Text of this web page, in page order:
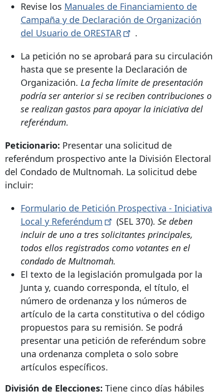
Revise los Manuales de Financiamiento de
Campaña y de Declaración de Organización
del Usuario de ORESTAR
.
La petición no se aprobará para su circulación
hasta que se presente la Declaración de
Organización. La fecha límite de presentación
podría ser anterior si se reciben contribuciones o
se realizan gastos para apoyar la iniciativa del
referéndum.
Peticionario: Presentar una solicitud de
referéndum prospectivo ante la División Electoral
del Condado de Multnomah. La solicitud debe
incluir:
Formulario de Petición Prospectiva - Iniciativa
Local y Referéndum (SEL 370). Se deben
incluir de uno a tres solicitantes principales,
todos ellos registrados como votantes en el
condado de Multnomah.
El texto de la legislación promulgada por la
Junta y, cuando corresponda, el título, el
número de ordenanza y los números de
artículo de la carta constitutiva o del código
propuestos para su remisión. Se podrá
presentar una petición de referéndum sobre
una ordenanza completa o solo sobre
artículos específicos.
División de Elecciones: Tiene cinco días hábiles